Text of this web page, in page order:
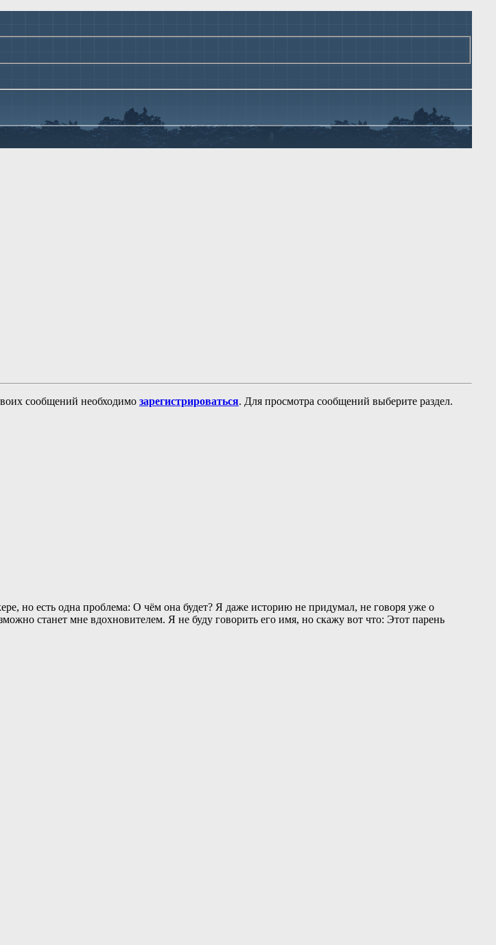
сообщений необходимо зарегистрироваться. Для просмотра сообщений выберите раздел.
но есть одна проблема: О чём она будет? Я даже историю не придумал, не говоря уже о
станет мне вдохновителем. Я не буду говорить его имя, но скажу вот что: Этот парень